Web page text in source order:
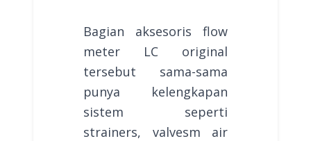
Bagian aksesoris flow
meter LC original
tersebut sama-sama
punya kelengkapan
sistem seperti
strainers, valvesm air